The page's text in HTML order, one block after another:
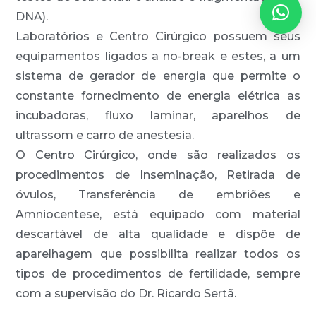
DNA).
Laboratórios e Centro Cirúrgico possuem seus
equipamentos ligados a no-break e estes, a um
sistema de gerador de energia que permite o
constante fornecimento de energia elétrica as
incubadoras, fluxo laminar, aparelhos de
ultrassom e carro de anestesia.
O Centro Cirúrgico, onde são realizados os
procedimentos de Inseminação, Retirada de
óvulos, Transferência de embriões e
Amniocentese, está equipado com material
descartável de alta qualidade e dispõe de
aparelhagem que possibilita realizar todos os
tipos de procedimentos de fertilidade, sempre
com a supervisão do Dr. Ricardo Sertã.